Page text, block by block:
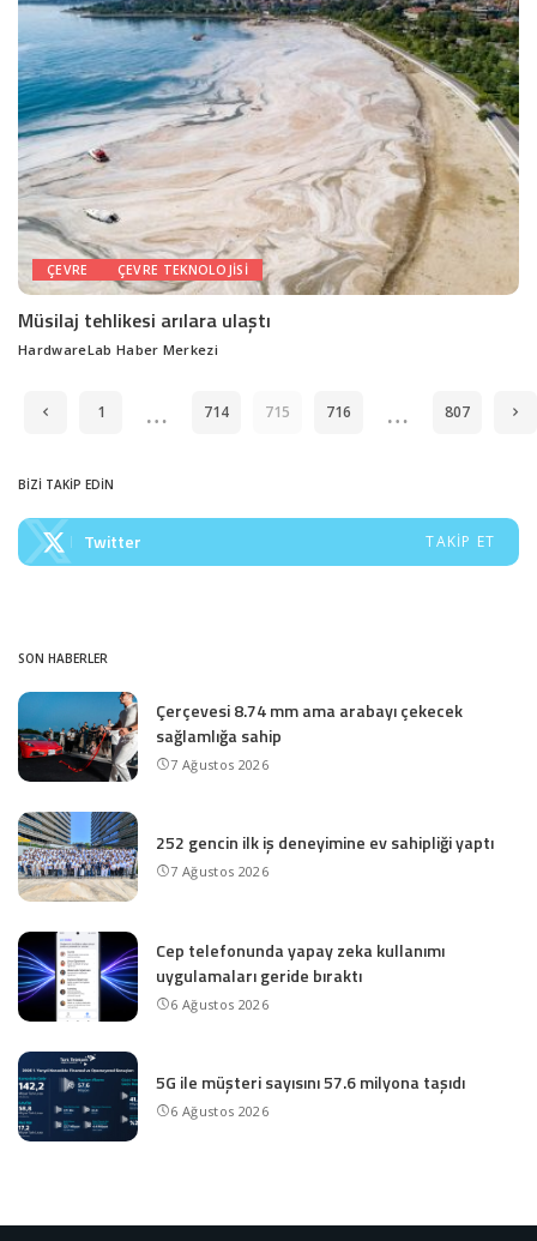
ÇEVRE ÇEVRE TEKNOLOJISI
Müsilaj tehlikesi arılara ulaştı
Posted
HardwareLab Haber Merkezi
1 … 714 715 716 … 807
BİZİ TAKİP EDİN
Twitter TAKIP ET
SON HABERLER
Çerçevesi 8.74 mm ama arabayı çekecek
sağlamlığa sahip
7 Ağustos 2026
252 gencin ilk iş deneyimine ev sahipliği yaptı
7 Ağustos 2026
Cep telefonunda yapay zeka kullanımı
uygulamaları geride bıraktı
6 Ağustos 2026
5G ile müşteri sayısını 57.6 milyona taşıdı
6 Ağustos 2026